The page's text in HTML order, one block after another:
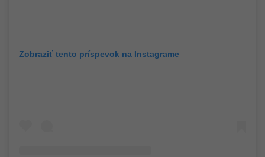
Zobraziť tento príspevok na Instagrame